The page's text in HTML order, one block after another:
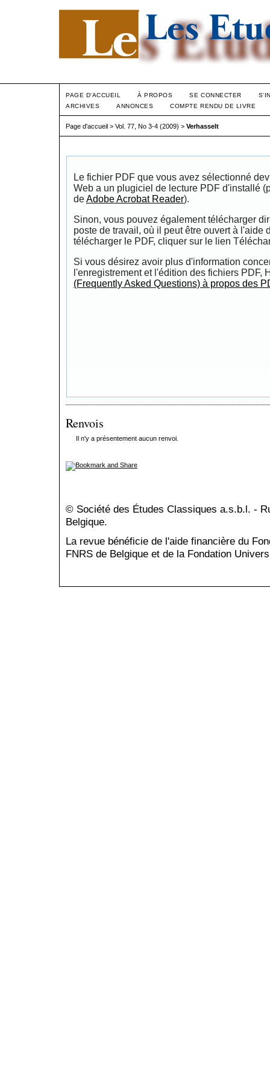
PAGE D'ACCUEIL À PROPOS SE CONNECTER
ARCHIVES
ANNONCES COMPTE RENDU DE LIVRE
Page d'accueil > Vol. 77, No 3-4 (2009) > Verhasselt
Le fichier PDF que vous avez sélectionné
Web a un plugiciel de lecture PDF d'installé
deAdobe Acrobat Reader).
Sinon, vous pouvez également télécharger
poste de travail, où il peut être ouvert à l'aide
télécharger le PDF, cliquer sur le lien
Si vous désirez avoir plus d'information
l'enregistrement et l'édition des fichiers PDF,
(Frequently Asked Questions) à propos des
Renvois
Il n'y a présentement aucun renvoi.
© Société des Études Classiques a.s.b.l. -
Belgique.
La revue bénéficie de l'aide financière du
FNRS de Belgique et de la Fondation